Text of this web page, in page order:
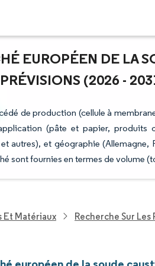
EUROPÉEN DE LA
(2026 -
de production (cellule à
(pâte et papier, produits
autres), et géographie (Allemagne,
sont fournies en termes de volume
Et Matériaux Recherche Sur